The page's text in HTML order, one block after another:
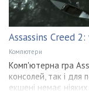
Assassins Creed
Компютери
Комп'ютерна гра
консолей, так і для
екшені немає ніяких